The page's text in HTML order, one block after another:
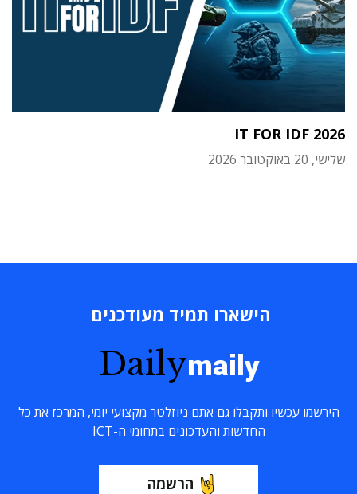
IT FOR IDF 2026
שלישי, 20 באוקטובר 2026
הישארו תמיד מעודכנים
Dailymaily
הירשמו עכשיו ותקבלו גם אתם ניוזלטר מקצועי יומי, המרכז את כל
החדשות והעדכונים בתחומי ה-ICT
הרשמה